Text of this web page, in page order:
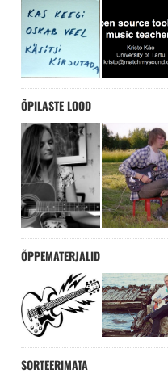
ÕPILASTE LOOD
ÕPPEMATERJALID
SORTEERIMATA